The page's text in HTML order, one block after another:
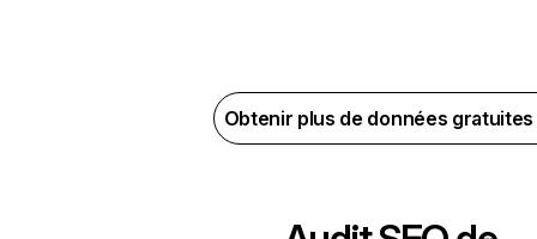
Obtenir plus de données